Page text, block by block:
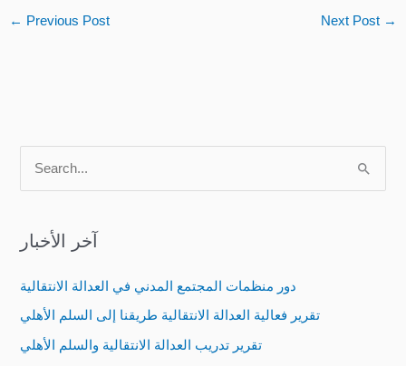
← Previous Post Next Post →
r
o
آخر الأخبار
دور منظمات المجتمع المدني في العدالة الانتقالية
تقرير فعالية العدالة الانتقالية طريقنا إلى السلم الأهلي
تقرير تدريب العدالة الانتقالية والسلم الأهلي